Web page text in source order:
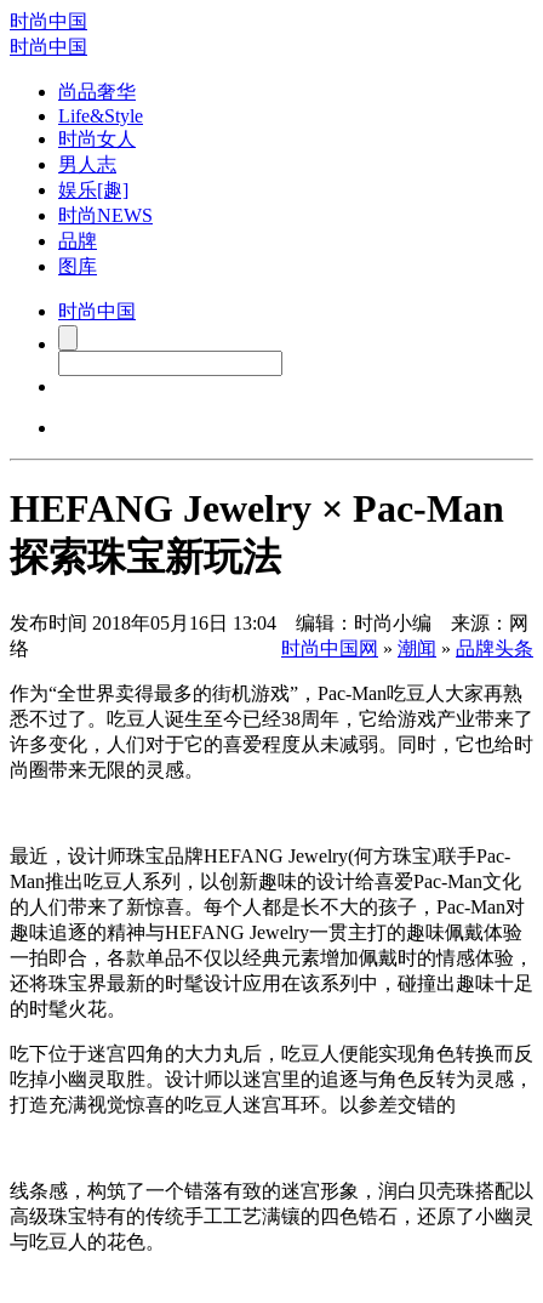
时尚中国
时尚中国
尚品奢华
Life&Style
时尚女人
男人志
娱乐[趣]
时尚NEWS
品牌
图库
时尚中国
HEFANG Jewelry × Pac-Man
探索珠宝新玩法
发布时间 2018年05月16日 13:04 编辑：时尚小编 来源：网
络
时尚中国网 » 潮闻 » 品牌头条
作为“全世界卖得最多的街机游戏”，Pac-Man吃豆人大家再熟
悉不过了。吃豆人诞生至今已经38周年，它给游戏产业带来了
许多变化，人们对于它的喜爱程度从未减弱。同时，它也给时
尚圈带来无限的灵感。
最近，设计师珠宝品牌HEFANG Jewelry(何方珠宝)联手Pac-
Man推出吃豆人系列，以创新趣味的设计给喜爱Pac-Man文化
的人们带来了新惊喜。每个人都是长不大的孩子，Pac-Man对
趣味追逐的精神与HEFANG Jewelry一贯主打的趣味佩戴体验
一拍即合，各款单品不仅以经典元素增加佩戴时的情感体验，
还将珠宝界最新的时髦设计应用在该系列中，碰撞出趣味十足
的时髦火花。
吃下位于迷宫四角的大力丸后，吃豆人便能实现角色转换而反
吃掉小幽灵取胜。设计师以迷宫里的追逐与角色反转为灵感，
打造充满视觉惊喜的吃豆人迷宫耳环。以参差交错的
线条感，构筑了一个错落有致的迷宫形象，润白贝壳珠搭配以
高级珠宝特有的传统手工工艺满镶的四色锆石，还原了小幽灵
与吃豆人的花色。